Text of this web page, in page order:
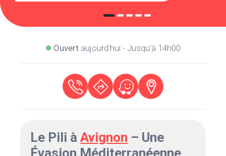
Ouvertaujourd'hui - Jusqu'à 14h00
Le Pili àAvignon – Une